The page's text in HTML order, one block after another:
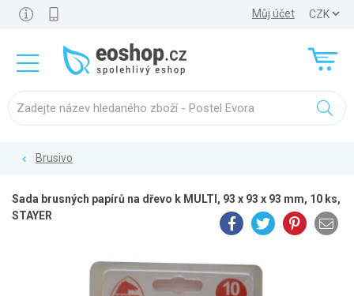
Můj účet
Brusivo
Sada brusných papírů na dřevo k MULTI, 93 x 93 x 93 mm, 10 ks,
STAYER